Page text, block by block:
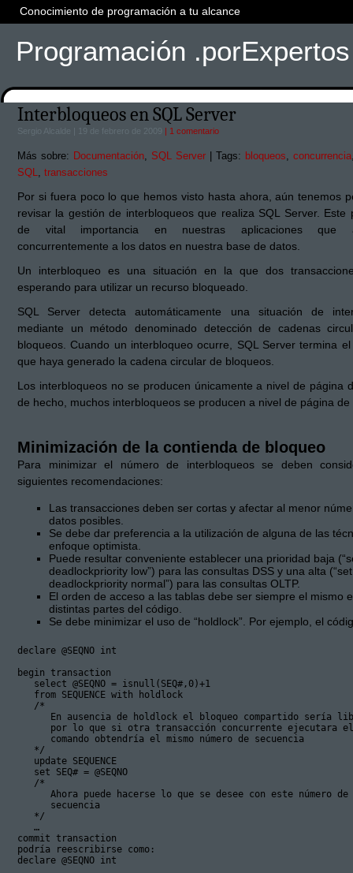
Conocimiento de programación a tu alcance
Programación .porExpertos
Interbloqueos en SQL Server
Sergio Alcalde | 19 de febrero de 2009 | 1 comentario
Más sobre: Documentación, SQL Server | Tags: bloqueos, concurrencia
SQL, transacciones
Por si fuera poco lo que hemos visto hasta ahora, aún tenemos
revisar la gestión de interbloqueos que realiza SQL Server. Este
de vital importancia en nuestras aplicaciones que
concurrentemente a los datos en nuestra base de datos.
Un interbloqueo es una situación en la que dos
esperando para utilizar un recurso bloqueado.
SQL Server detecta automáticamente una situación de
mediante un método denominado detección de cadenas
bloqueos. Cuando un interbloqueo ocurre, SQL Server termina
que haya generado la cadena circular de bloqueos.
Los interbloqueos no se producen únicamente a nivel de página
de hecho, muchos interbloqueos se producen a nivel de página de
Minimización de la contienda de bloqueo
Para minimizar el número de interbloqueos se deben
siguientes recomendaciones:
Las transacciones deben ser cortas y afectar al menor
datos posibles.
Se debe dar preferencia a la utilización de alguna de las
enfoque optimista.
Puede resultar conveniente establecer una prioridad baja
deadlockpriority low”) para las consultas DSS y una alta (“set
deadlockpriority normal”) para las consultas OLTP.
El orden de acceso a las tablas debe ser siempre el mismo
distintas partes del código.
Se debe minimizar el uso de “holdlock”. Por ejemplo, el
declare @SEQNO int
begin transaction
   select @SEQNO = isnull(SEQ#,0)+1
   from SEQUENCE with holdlock
   /*
En ausencia de holdlock el bloqueo compartido sería
por lo que si otra transacción concurrente ejecutara
      comando obtendría el mismo número de secuencia
   */
   update SEQUENCE
   set SEQ# = @SEQNO
   /*
      Ahora puede hacerse lo que se desee con este número de
      secuencia
   */
   …
commit transaction
podría reescribirse como:
declare @SEQNO int